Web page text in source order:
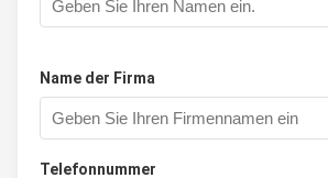
Name der Firma
Telefonnummer